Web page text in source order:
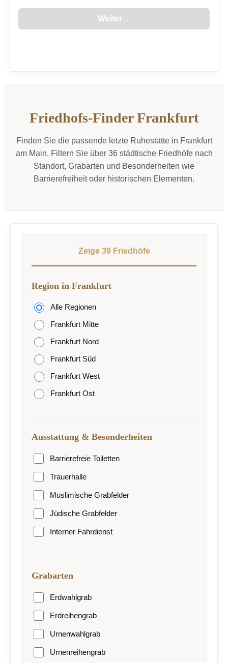
Weiter→
Friedhofs-Finder Frankfurt
Finden Sie die passende letzte Ruhestätte in Frankfurt
am Main. Filtern Sie über 36 städtische Friedhöfe nach
Standort, Grabarten und Besonderheiten wie
Barrierefreiheit oder historischen Elementen.
Zeige 39 Friedhöfe
Region in Frankfurt
Alle Regionen
Frankfurt Mitte
Frankfurt Nord
Frankfurt Süd
Frankfurt West
Frankfurt Ost
Ausstattung & Besonderheiten
Barrierefreie Toiletten
Trauerhalle
Muslimische Grabfelder
Jüdische Grabfelder
Interner Fahrdienst
Grabarten
Erdwahlgrab
Erdreihengrab
Urnenwahlgrab
Urnenreihengrab